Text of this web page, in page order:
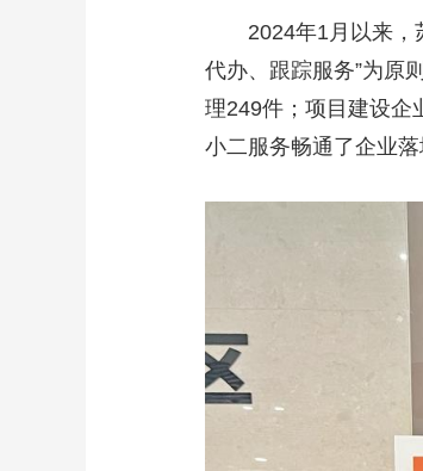
2024年1月以来，苏
代办、跟踪服务”为原
理249件；项目建设企
小二服务畅通了企业落